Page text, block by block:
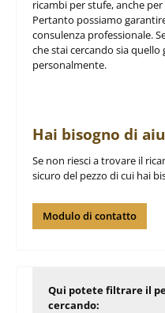
ricambi per stufe, anche
Pertanto possiamo
consulenza professionale.
che stai cercando sia
personalmente.
Hai bisogno di
Se non riesci a trovare il
sicuro del pezzo di cui hai
Modulo di contatto
Qui potete filtrare il
cercando: